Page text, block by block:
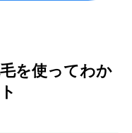
を使ってわか